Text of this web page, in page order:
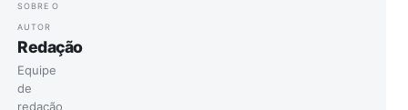
SOBRE O
AUTOR
Redação
Equipe
de
redação